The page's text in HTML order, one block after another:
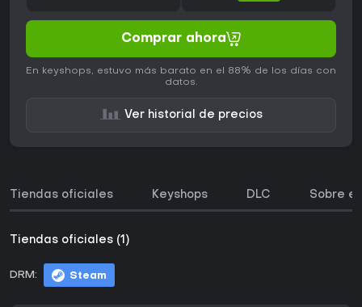
Comprar ahora
En keyshops, estuvo más barato en el 88% de los días con
datos.
Ver historial de precios
Tiendas oficiales Keyshops DLC Sobre
Tiendas oficiales (1)
DRM: Steam